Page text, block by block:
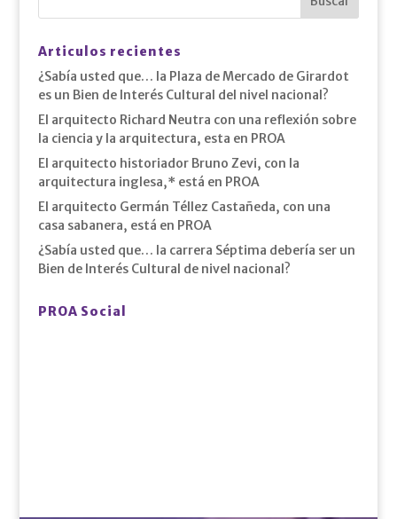
Articulos recientes
¿Sabía usted que… la Plaza de Mercado de Girardot
es un Bien de Interés Cultural del nivel nacional?
El arquitecto Richard Neutra con una reflexión sobre
la ciencia y la arquitectura, esta en PROA
El arquitecto historiador Bruno Zevi, con la
arquitectura inglesa,* está en PROA
El arquitecto Germán Téllez Castañeda, con una
casa sabanera, está en PROA
¿Sabía usted que… la carrera Séptima debería ser un
Bien de Interés Cultural de nivel nacional?
PROA Social